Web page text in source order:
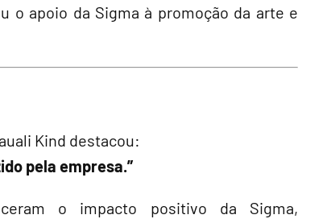
o apoio da Sigma à promoção da arte e
Kind destacou:
pela empresa.”
o impacto positivo da Sigma,